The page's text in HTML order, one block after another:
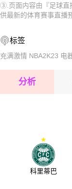
2026-08-
2026-08-
2026-08-15
③.页面内容由『足球直
供最新的体育赛事直播
标签
充满激情 NBA2K23 电
分析
科里蒂巴